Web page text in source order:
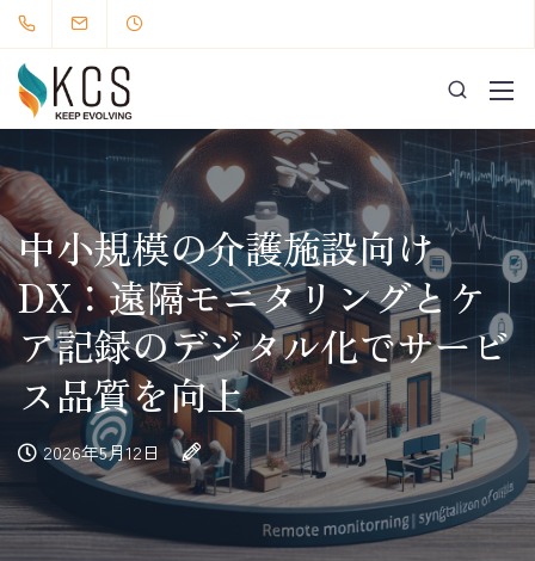
中小規模の介護施設向け
DX：遠隔モニタリングとケ
ア記録のデジタル化でサービ
ス品質を向上
2026年5月12日